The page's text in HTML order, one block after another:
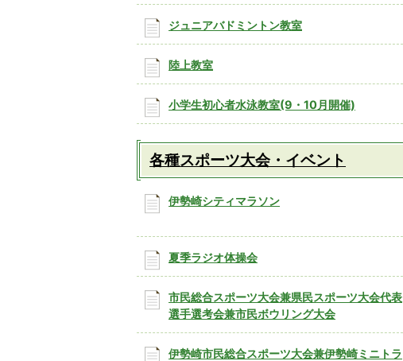
ジュニアバドミントン教室
陸上教室
小学生初心者水泳教室(9・10月開催)
各種スポーツ大会・イベント
伊勢崎シティマラソン
夏季ラジオ体操会
市民総合スポーツ大会兼県民スポーツ大会代表
選手選考会兼市民ボウリング大会
伊勢崎市民総合スポーツ大会兼伊勢崎ミニトラ